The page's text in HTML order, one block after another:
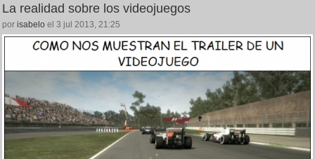
La realidad sobre los videojuegos
por isabelo el 3 jul 2013, 21:25